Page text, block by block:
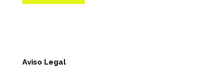
Aviso Legal